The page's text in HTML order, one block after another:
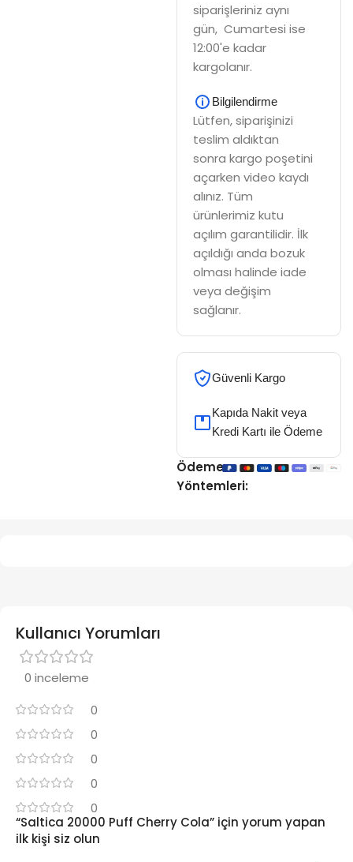
siparişleriniz aynı
gün, Cumartesi ise
12:00'e kadar
kargolanır.
Bilgilendirme
Lütfen, siparişinizi
teslim aldıktan
sonra kargo poşetini
açarken video kaydı
alınız. Tüm
ürünlerimiz kutu
açılım garantilidir. İlk
açıldığı anda bozuk
olması halinde iade
veya değişim
sağlanır.
Güvenli Kargo
Kapıda Nakit veya
Kredi Kartı ile Ödeme
Ödeme
Yöntemleri:
Kullanıcı Yorumları
0 inceleme
0
0
0
0
0
“Saltica 20000 Puff Cherry Cola” için yorum yapan
ilk kişi siz olun